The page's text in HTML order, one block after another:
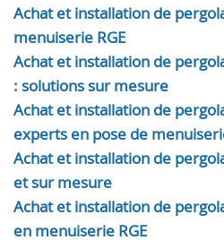
Achat et installation de
menuiserie RGE
Achat et installation de
: solutions sur mesure
Achat et installation de
experts en pose de
Achat et installation de
et sur mesure
Achat et installation de
en menuiserie RGE